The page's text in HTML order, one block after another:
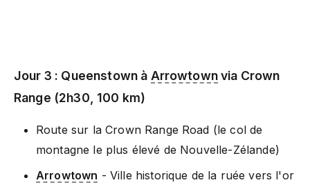
Jour 3 : Queenstown à Arrowtownvia Crown
Range (2h30, 100 km)
Route sur la Crown Range Road (le col de
montagne le plus élevé de Nouvelle-Zélande)
Arrowtown - Ville historique de la ruée vers l'or